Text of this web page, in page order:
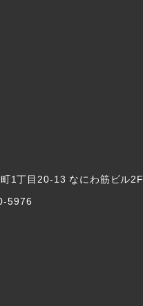
1丁目20-13 なにわ筋ビル2F
5976